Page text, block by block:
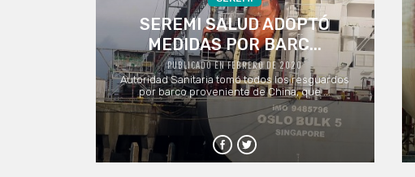
SEREMI SALUD ADOPTÓ
MEDIDAS POR BARC...
PUBLICADO EN FEBRERO DE 2020
Autoridad Sanitaria tomó todos los resguardos
por barco proveniente de China, que ...